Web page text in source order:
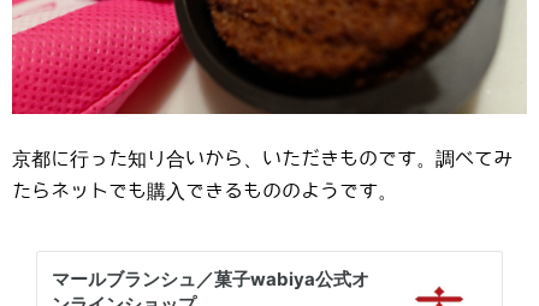
京都に行った知り合いから、いただきものです。調べてみ
たらネットでも購入できるもののようです。